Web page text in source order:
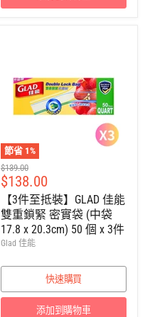
節省 1%
建
議
零
售
價
$139.00
售
價
$138.00
【3件至抵裝】GLAD 佳能
雙重鎖緊 密實袋 (中袋
17.8 x 20.3cm) 50 個 x 3件
Glad 佳能
快速購買
添加到購物車